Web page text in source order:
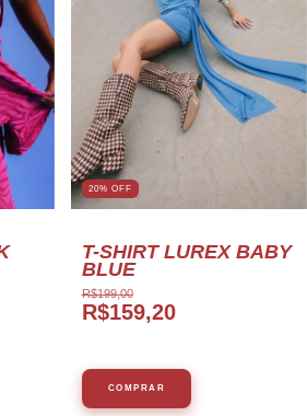
20% OFF
T-SHIRT LUREX BABY
BLUE
R$199,00
R$159,20
COMPRAR